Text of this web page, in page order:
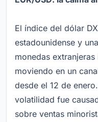
El índice del dólar
estadounidense y
monedas
moviendo en un
desde el 12 de
volatilidad fue
sobre ventas